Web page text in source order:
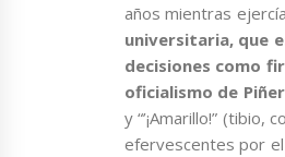
años mientras
universitaria, que
decisiones como
oficialismo de
y “’¡Amarillo!”
efervescentes por